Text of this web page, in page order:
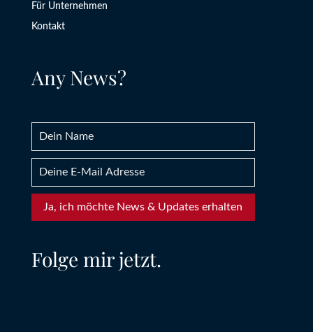
Für Unternehmen
Kontakt
Any News?
Ja, ich möchte News & Updates erhalten
Folge mir jetzt.